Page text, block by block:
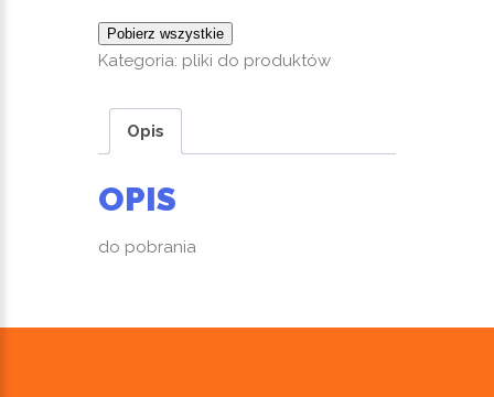
Pobierz wszystkie
Kategoria: pliki do produktów
Opis
OPIS
do pobrania